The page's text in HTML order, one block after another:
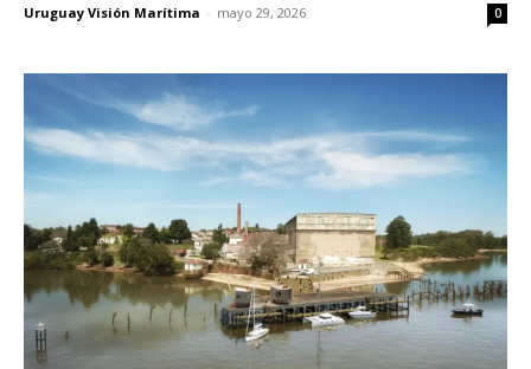
Uruguay Visión Marítima - mayo 29, 2026 0